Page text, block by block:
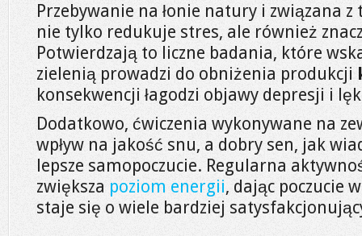
Przebywanie na łonie natury i związana
nie tylko redukuje stres, ale również
Potwierdzają to liczne badania, które
zielenią prowadzi do obniżenia produkcji
konsekwencji łagodzi objawy depresji i
Dodatkowo, ćwiczenia wykonywane na
wpływ na jakość snu, a dobry sen, jak
lepsze samopoczucie. Regularna
zwiększa poziom energii, dając poczucie
staje się o wiele bardziej